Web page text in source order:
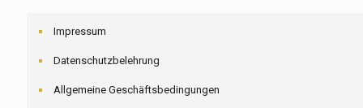
Impressum
Datenschutzbelehrung
Allgemeine Geschäftsbedingungen